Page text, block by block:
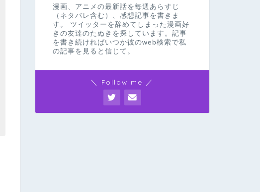
漫画、アニメの最新話を毎週あらすじ
（ネタバレ含む）、感想記事を書きま
す。 ツイッターを辞めてしまった漫画好
きの友達のたぬきを探しています。記事
を書き続ければいつか彼のweb検索で私
の記事を見ると信じて。
＼ Follow me ／